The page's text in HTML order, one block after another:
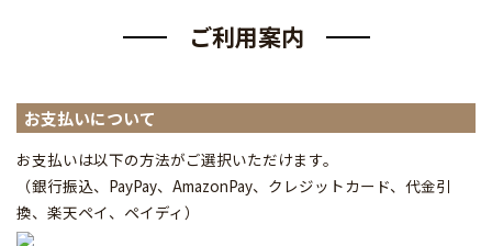
ご利用案内
お支払いについて
お支払いは以下の方法がご選択いただけます。
（銀行振込、PayPay、AmazonPay、クレジットカード、代金引
換、楽天ペイ、ペイディ ）